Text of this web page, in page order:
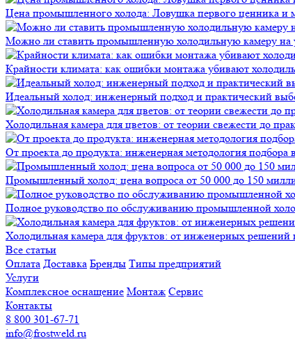
Цена промышленного холода: Ловушка первого ценника и
Можно ли ставить промышленную холодильную камеру на
Крайности климата: как ошибки монтажа убивают
Идеальный холод: инженерный подход и практический
Холодильная камера для цветов: от теории свежести до
От проекта до продукта: инженерная методология подбора
Промышленный холод: цена вопроса от 50 000 до 150
Полное руководство по обслуживанию промышленной
Холодильная камера для фруктов: от инженерных решений
Все статьи
Оплата Доставка Бренды Типы предприятий
Услуги
Комплексное оснащение Монтаж Сервис
Контакты
8 800 301-67-71
info@frostweld.ru